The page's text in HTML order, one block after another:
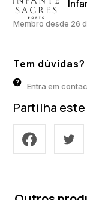
Membro desde 26
Tem dúvidas?
Entra em
Partilha